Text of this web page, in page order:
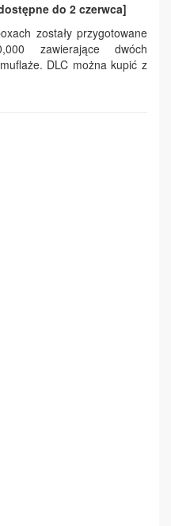
do 2 czerwca]
zostały przygotowane
zawierające dwóch
DLC można kupić z